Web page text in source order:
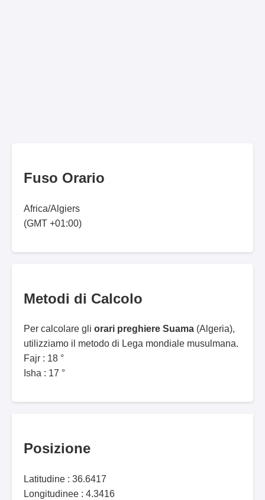
Fuso Orario
Africa/Algiers
(GMT +01:00)
Metodi di Calcolo
Per calcolare gli orari preghiere Suama (Algeria),
utilizziamo il metodo di Lega mondiale musulmana.
Fajr : 18 °
Isha : 17 °
Posizione
Latitudine : 36.6417
Longitudinee : 4.3416